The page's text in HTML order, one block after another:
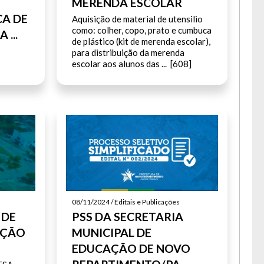
DE
...
Aquisição de material de utensilio
como: colher, copo, prato e cumbuca
de plástico (kit de merenda escolar),
para distribuição da merenda
escolar aos alunos das ... [608]
08/11/2024 / Editais e Publicações
PSS DA SECRETARIA
MUNICIPAL DE
EDUCAÇÃO DE NOVO
lua.